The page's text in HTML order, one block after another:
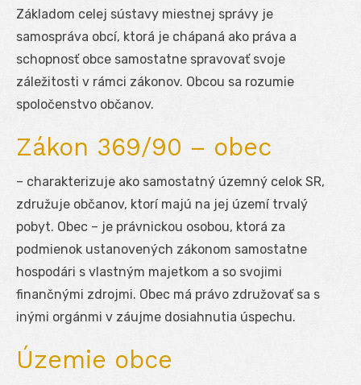
Základom celej sústavy miestnej správy je
samospráva obcí, ktorá je chápaná ako práva a
schopnosť obce samostatne spravovať svoje
záležitosti v rámci zákonov. Obcou sa rozumie
spoločenstvo občanov.
Zákon 369/90 – obec
– charakterizuje ako samostatný územný celok SR,
združuje občanov, ktorí majú na jej území trvalý
pobyt. Obec – je právnickou osobou, ktorá za
podmienok ustanovených zákonom samostatne
hospodári s vlastným majetkom a so svojimi
finančnými zdrojmi. Obec má právo združovať sa s
inými orgánmi v záujme dosiahnutia úspechu.
Územie obce